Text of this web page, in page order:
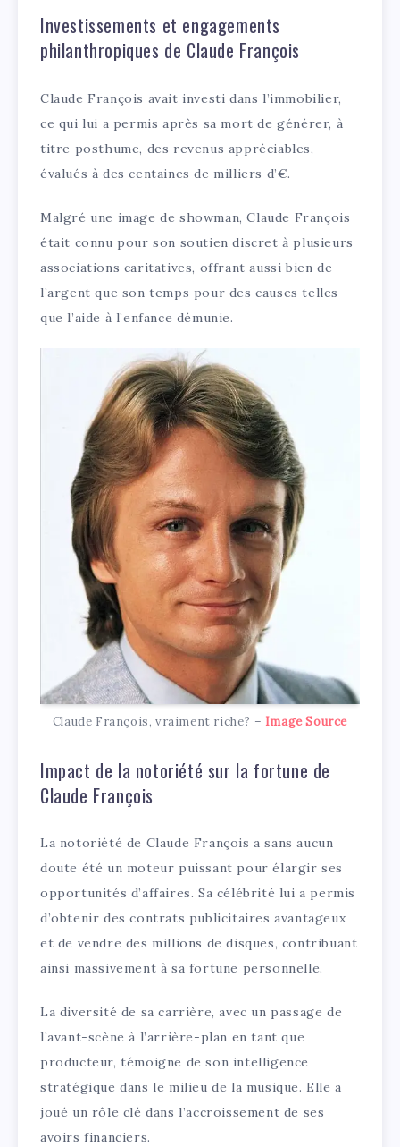
Investissements et engagements
philanthropiques de Claude François
Claude François avait investi dans l’immobilier,
ce qui lui a permis après sa mort de générer, à
titre posthume, des revenus appréciables,
évalués à des centaines de milliers d’€.
Malgré une image de showman, Claude François
était connu pour son soutien discret à plusieurs
associations caritatives, offrant aussi bien de
l’argent que son temps pour des causes telles
que l’aide à l’enfance démunie.
Claude François, vraiment riche? – Image Source
Impact de la notoriété sur la fortune de
Claude François
La notoriété de Claude François a sans aucun
doute été un moteur puissant pour élargir ses
opportunités d’affaires. Sa célébrité lui a permis
d’obtenir des contrats publicitaires avantageux
et de vendre des millions de disques, contribuant
ainsi massivement à sa fortune personnelle.
La diversité de sa carrière, avec un passage de
l’avant-scène à l’arrière-plan en tant que
producteur, témoigne de son intelligence
stratégique dans le milieu de la musique. Elle a
joué un rôle clé dans l’accroissement de ses
avoirs financiers.